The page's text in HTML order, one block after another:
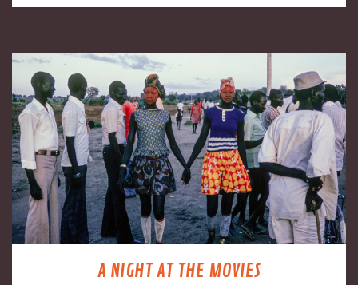
A NIGHT AT THE MOVIES